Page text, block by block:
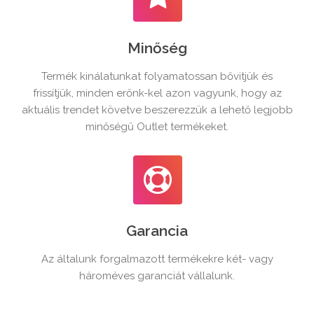
Minőség
Termék kinálatunkat folyamatossan bővitjük és
frissítjük, minden erőnk-kel azon vagyunk, hogy az
aktuális trendet követve beszerezzük a lehető legjobb
minőségű Outlet termékeket.
Garancia
Az általunk forgalmazott termékekre két- vagy
hároméves garanciát vállalunk.